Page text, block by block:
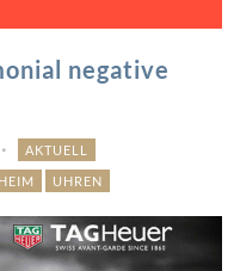
negative
AKTUELL
UHREN